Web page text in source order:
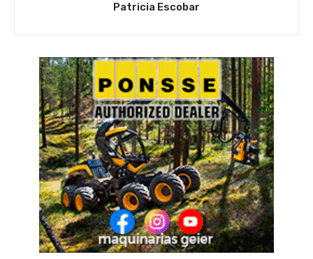
Patricia Escobar